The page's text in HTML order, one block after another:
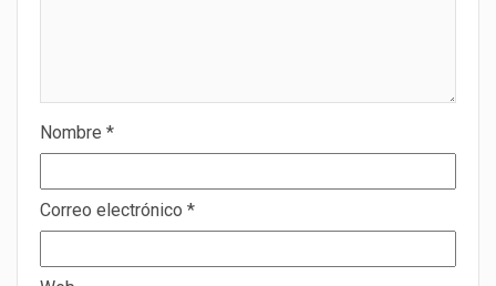
Nombre *
Correo electrónico *